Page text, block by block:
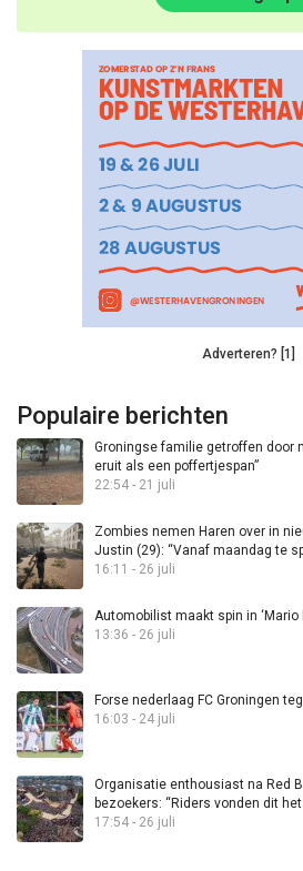
Adverteren? [1]
Populaire berichten
Groningse familie getroffen door
eruit als een poffertjespan”
22:54 - 21 juli
Zombies nemen Haren over in
Justin (29): “Vanaf maandag te
16:11 - 26 juli
Automobilist maakt spin in ‘Mario
13:36 - 26 juli
Forse nederlaag FC Groningen
16:03 - 24 juli
Organisatie enthousiast na Red
bezoekers: “Riders vonden dit
17:54 - 26 juli